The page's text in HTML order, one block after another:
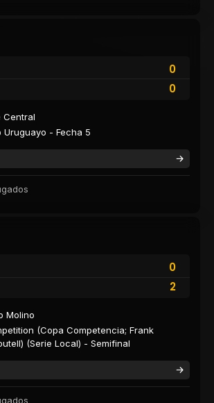
0
0
Central
Uruguayo - Fecha 5
0
2
Molino
(Copa Competencia; Frank
(Serie Local) - Semifinal